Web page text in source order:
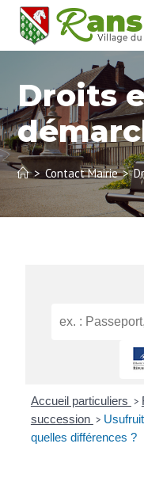
Droits
> Contact Mairie >
Accueil particuliers >
succession >
quelles différences ?